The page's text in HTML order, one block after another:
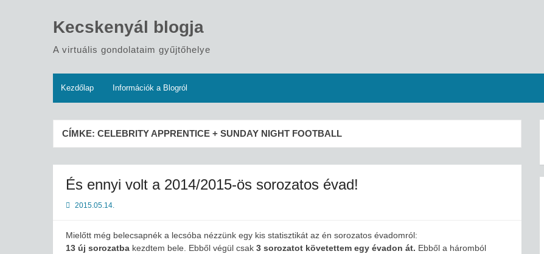
Kecskenyál blogja
A virtuális gondolataim gyűjtőhelye
Kezdőlap Információk a Blogról
CÍMKE: CELEBRITY APPRENTICE + SUNDAY NIGHT FOOTBALL
És ennyi volt a 2014/2015-ös sorozatos évad!
2015.05.14.
Mielőtt még belecsapnék a lecsóba nézzünk egy kis statisztikát az én sorozatos évadomról:
13 új sorozatba kezdtem bele. Ebből végül csak 3 sorozatot követettem egy évadon át. Ebből a háromból